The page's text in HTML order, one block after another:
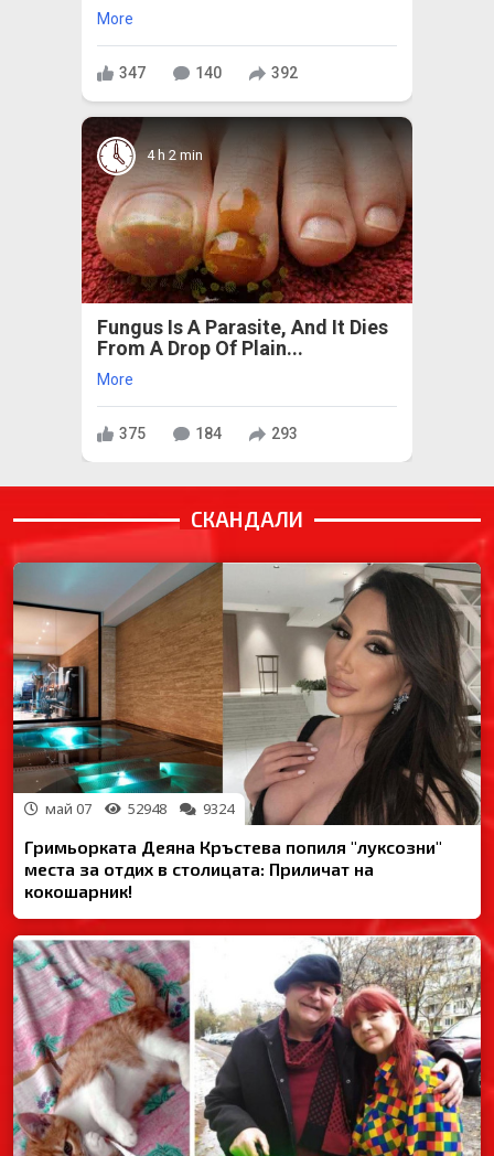
More
347 140 392
4 h 2 min
Fungus Is A Parasite, And It Dies
From A Drop Of Plain...
More
375 184 293
СКАНДАЛИ
Гримьорката Деяна Кръстева попиля "луксозни"
места за отдих в столицата: Приличат на
кокошарник!
май 07 52948 9324